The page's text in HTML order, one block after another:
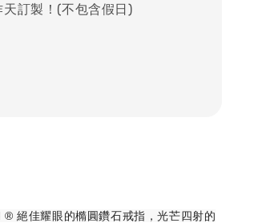
訂製！(不包含假日)
絕佳耀眼的橢圓鑽石戒指，光芒四射的